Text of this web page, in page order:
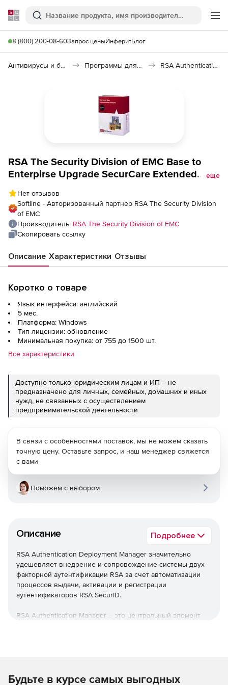
Softline
Поиск
8 (800) 200-08-60Запрос ценыИнферитБлог
Антивирусы и безопасность Программы для защиты информации RSA Authentication Manager
RSA The Security Division of EMC Base to
Enterpirse Upgrade SecurCare Extended
пользователей
еще
Нет отзывов
Softline - Авторизованный партнер RSA The Security Division
of EMC
Производитель: RSA The Security Division of EMC
Скопировать ссылку
Описание Характеристики Отзывы
Коротко о товаре
Язык интерфейса: английский
5 мес.
Платформа: Windows
Тип лицензии: обновление
Минимальная покупка: от 755 до 1500 шт.
Все характеристики
Доступно только юридическим лицам и ИП – не
предназначено для личных, семейных, домашних и иных
нужд, не связанных с осуществлением
предпринимательской деятельности
Описание Подробнее
RSA Authentication Deployment Manager значительно
удешевляет внедрение и сопровождение системы двух
факторной аутентификации RSA за счет автоматизации
процессов выдачи, активации и регистрации
аутентификаторов RSA SecurID.
RSA Authentication Manager – это центральный элемент
В связи с особенностями поставок, мы не можем сказать
точную цену. Оставьте запрос, и наш менеджер свяжется
с вами
Поможем с выбором
Будьте в курсе самых выгодных